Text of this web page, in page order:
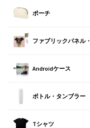
ポーチ
ファブリックパネル
Androidケース
ボトル・タンブラー
Tシャツ